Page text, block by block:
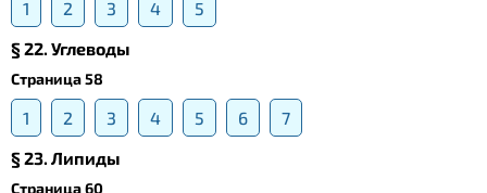
1 2 3 4
5
§ 22. Углеводы
Страница 58
1 2 3 4 5 6
7
§ 23. Липиды
Страница 60